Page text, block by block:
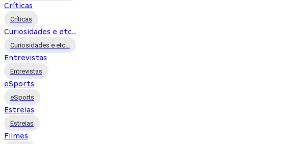
Críticas
Críticas
Curiosidades e etc...
Curiosidades e etc...
Entrevistas
Entrevistas
eSports
eSports
Estreias
Estreias
Filmes